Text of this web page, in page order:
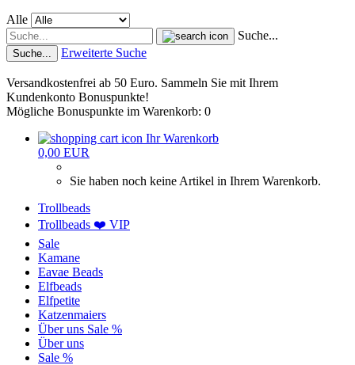
Alle
Suche...
Suche... Erweiterte Suche
Versandkostenfrei ab 50 Euro. Sammeln Sie mit Ihrem
Kundenkonto Bonuspunkte!
Mögliche Bonuspunkte im Warenkorb: 0
Ihr Warenkorb
0,00 EUR
Sie haben noch keine Artikel in Ihrem Warenkorb.
Trollbeads
Trollbeads ❤️ VIP
Sale
Kamane
Eavae Beads
Elfbeads
Elfpetite
Katzenmaiers
Über uns Sale %
Über uns
Sale %